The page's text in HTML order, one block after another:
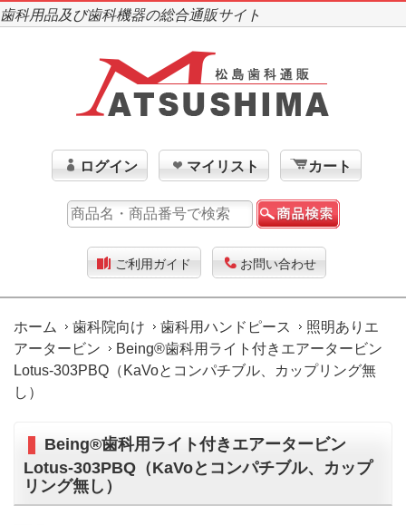
歯科用品及び歯科機器の総合通販サイト
ログイン マイリスト カート
ご利用ガイド お問い合わせ
ホーム 歯科院向け 歯科用ハンドピース
照明ありエ
アータービン
Being®歯科用ライト付きエアータービン
Lotus-303PBQ（KaVoとコンパチブル、カップリング無
し）
Being®歯科用ライト付きエアータービン
Lotus-303PBQ（KaVoとコンパチブル、カップ
リング無し）